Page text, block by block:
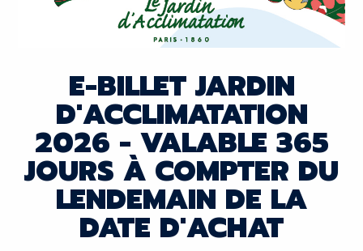
E-BILLET JARDIN
D'ACCLIMATATION
2026 - VALABLE 365
JOURS À COMPTER DU
LENDEMAIN DE LA
DATE D'ACHAT